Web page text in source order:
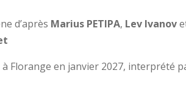
d’après Marius PETIPA, Lev Ivanov
à Florange en janvier 2027, interprété